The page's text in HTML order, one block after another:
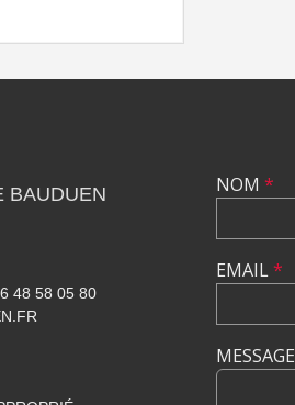
BAUDUEN
48 58 05 80
NOM *
EMAIL*
MESSAGE